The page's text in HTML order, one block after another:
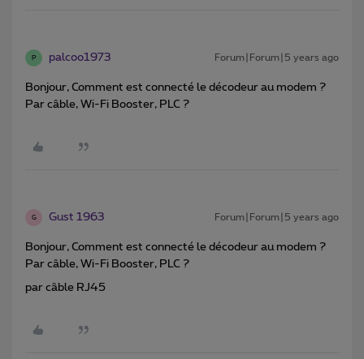
P palcoo1973 Forum|Forum|5 years ago
Bonjour, Comment est connecté le décodeur au modem ?
Par câble, Wi-Fi Booster, PLC ?
G Gust 1963 Forum|Forum|5 years ago
Bonjour, Comment est connecté le décodeur au modem ?
Par câble, Wi-Fi Booster, PLC ?
par câble RJ45